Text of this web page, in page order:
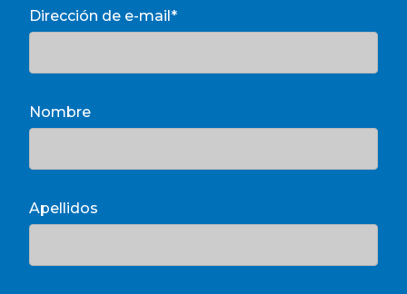
Dirección de e-mail*
Nombre
Apellidos